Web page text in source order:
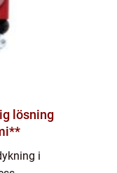
lösning
i